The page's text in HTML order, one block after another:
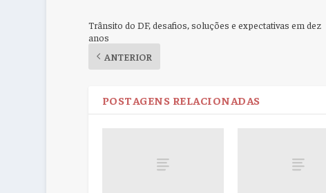
Trânsito do DF, desafios, soluções e expectativas em dez
anos
ANTERIOR
POSTAGENS RELACIONADAS